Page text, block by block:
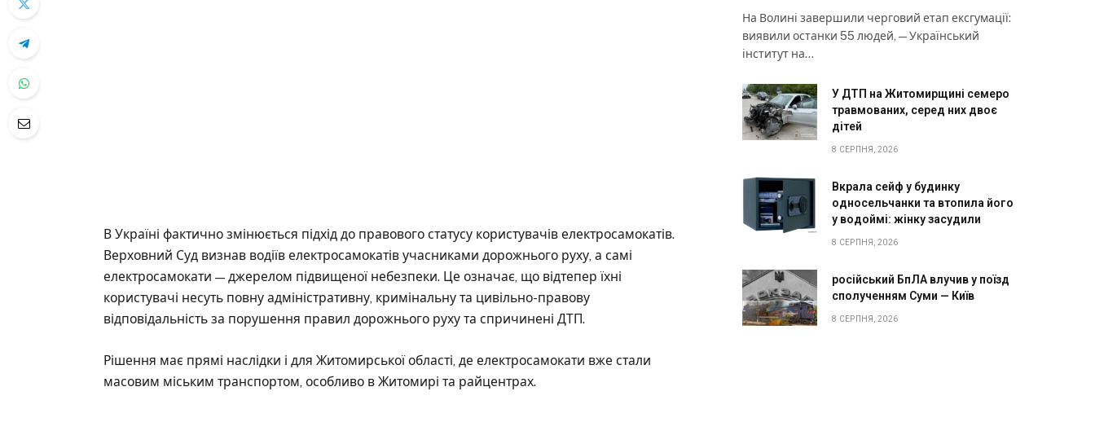
В Україні фактично змінюється підхід до правового статусу користувачів електросамокатів.
Верховний Суд визнав водіїв електросамокатів учасниками дорожнього руху, а самі
електросамокати — джерелом підвищеної небезпеки. Це означає, що відтепер їхні
користувачі несуть повну адміністративну, кримінальну та цивільно-правову
відповідальність за порушення правил дорожнього руху та спричинені ДТП.
Рішення має прямі наслідки і для Житомирської області, де електросамокати вже стали
масовим міським транспортом, особливо в Житомирі та райцентрах.
На Волині завершили черговий етап ексгумації:
виявили останки 55 людей, — Український
інститут на…
У ДТП на Житомирщині семеро
травмованих, серед них двоє
дітей
8 СЕРПНЯ, 2026
Вкрала сейф у будинку
односельчанки та втопила його
у водоймі: жінку засудили
8 СЕРПНЯ, 2026
російський БпЛА влучив у поїзд
сполученням Суми — Київ
8 СЕРПНЯ, 2026